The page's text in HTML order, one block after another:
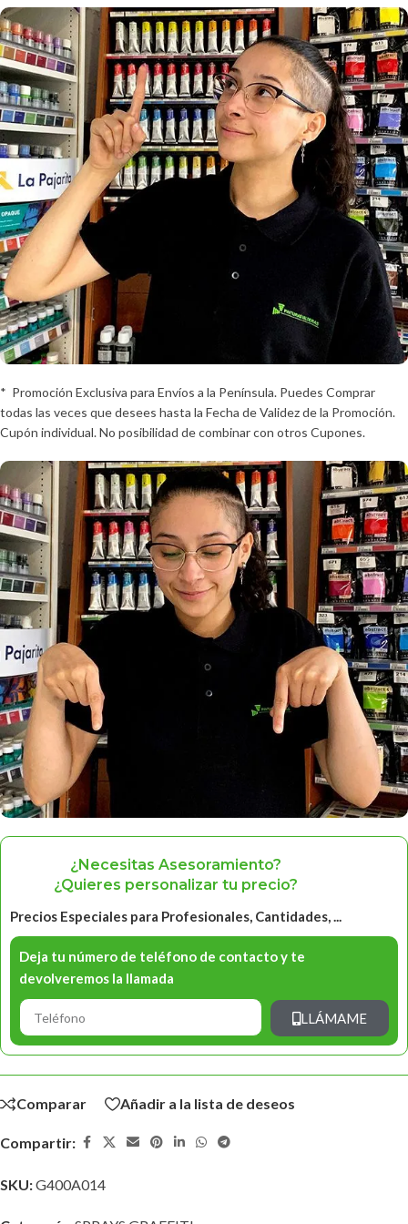
* Promoción Exclusiva para Envíos a la Península. Puedes Comprar
todas las veces que desees hasta la Fecha de Validez de la Promoción.
Cupón individual. No posibilidad de combinar con otros Cupones.
¿Necesitas Asesoramiento?
¿Quieres personalizar tu precio?
Precios Especiales para Profesionales, Cantidades, ...
Deja tu número de teléfono de contacto y te
devolveremos la llamada
LLÁMAME
Comparar Añadir a la lista de deseos
Compartir:
SKU:G400A014